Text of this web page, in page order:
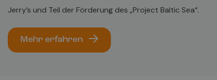
Jerry’s und Teil der Förderung des „Project Baltic Sea“.
Mehr erfahren